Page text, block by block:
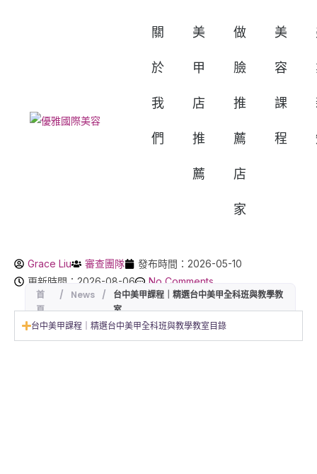
關
於
我
們
美
甲
店
推
薦
做
臉
推
薦
店
家
美
容
課
程
Grace Liu 審查團隊
發布時間：2026-05-10
更新時間：2026-08-06
No Comments
首
頁
/ News /
台中美甲課程｜精選台中美甲全科班與教學教
室
台中美甲課程｜精選台中美甲全科班與教學教室目錄